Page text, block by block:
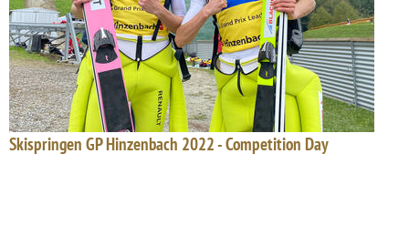
Skispringen GP Hinzenbach 2022 - Competition Day